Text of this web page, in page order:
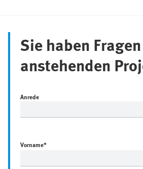
Sie haben
anstehenden
Anrede
Vorname*